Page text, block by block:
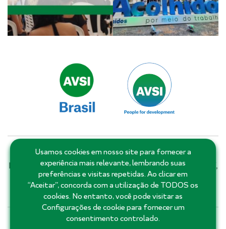
Matriz: Salvador - Bahia - Brasil | Filiais e escritórios:
Distrito Federal, Goiás, Minas Gerais, Pernambuco, Piauí,
Rio de Janeiro, Rio Grande do Norte, Roraima, Santa
Catarina, São Paulo e Ceará.
Usamos cookies em nosso site para fornecer a
experiência mais relevante, lembrando suas
preferências e visitas repetidas. Ao clicar em
“Aceitar”, concorda com a utilização de TODOS os
cookies. No entanto, você pode visitar as
Configurações de cookie para fornecer um
consentimento controlado.